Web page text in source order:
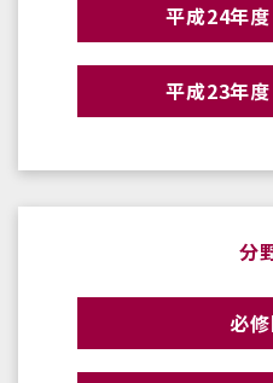
平成24年度
平成23年度
分
必